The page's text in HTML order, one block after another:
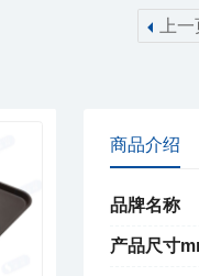
上
商品介绍
品牌名称
产品尺寸